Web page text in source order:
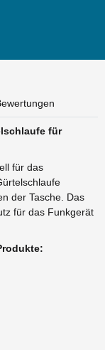
für
für das
der Tasche. Das
für das Funkgerät